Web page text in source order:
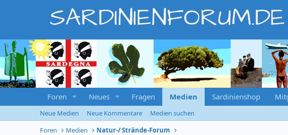
SARDINIENFORUM.DE
Foren Neues Fragen Medien Sardinienshop
Neue Medien Neue Kommentare
Medien suchen
Foren
Medien Natur-/ Strände-Forum